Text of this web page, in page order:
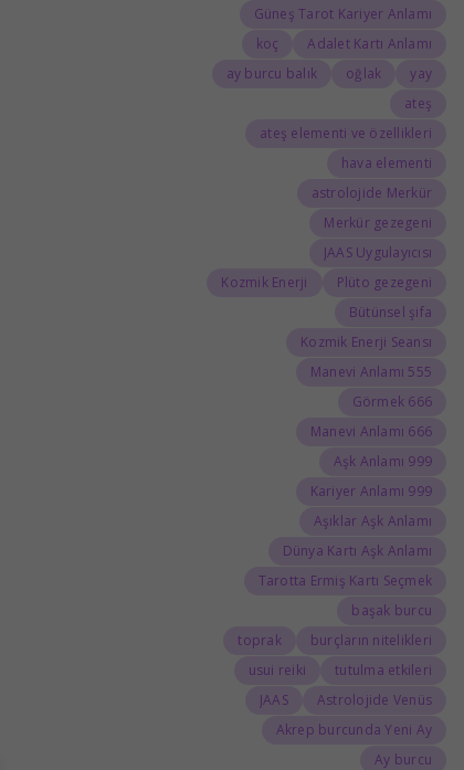
Güneş Tarot Kariyer Anlamı
Adalet Kartı Anlamı
koç
yay
oğlak
ay burcu balık
ateş
ateş elementi ve özellikleri
hava elementi
astrolojide Merkür
Merkür gezegeni
JAAS Uygulayıcısı
Plüto gezegeni
Kozmik Enerji
Bütünsel şifa
Kozmik Enerji Seansı
555 Manevi Anlamı
666 Görmek
666 Manevi Anlamı
999 Aşk Anlamı
999 Kariyer Anlamı
Aşıklar Aşk Anlamı
Dünya Kartı Aşk Anlamı
Tarotta Ermiş Kartı Seçmek
başak burcu
burçların nitelikleri
toprak
tutulma etkileri
usui reiki
Astrolojide Venüs
JAAS
Akrep burcunda Yeni Ay
Ay burcu